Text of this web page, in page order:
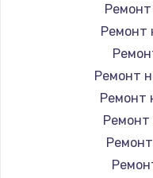
Ремонт
Ремонт
Ремонт
Ремонт
Ремонт